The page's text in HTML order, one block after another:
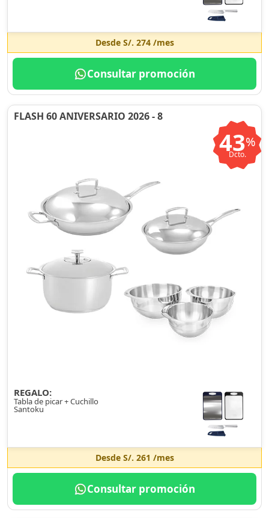
Desde S/. 274/mes
Consultar promoción
FLASH 60 ANIVERSARIO 2026 - 8
43%
Dcto.
REGALO:
Tabla de picar + Cuchillo
Santoku
Desde S/. 261 /mes
Consultar promoción